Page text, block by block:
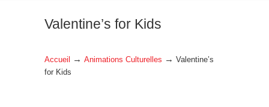
Valentine’s for Kids
Accueil → Animations Culturelles → Valentine’s
for Kids